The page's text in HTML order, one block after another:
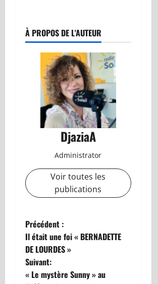
À PROPOS DE L'AUTEUR
DjaziaA
Administrator
Voir toutes les
publications
N
a
v
Précédent :
Il était une foi « BERNADETTE
DE LOURDES »
Suivant:
« Le mystère Sunny » au